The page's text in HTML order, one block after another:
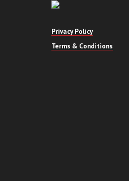
Privacy Policy
Terms & Conditions